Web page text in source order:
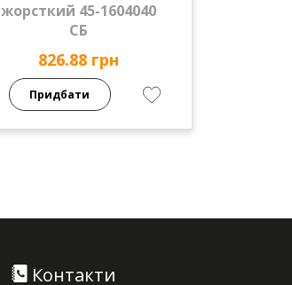
жорсткий 45-1604040
СБ
826.88 грн
Придбати
Контакти